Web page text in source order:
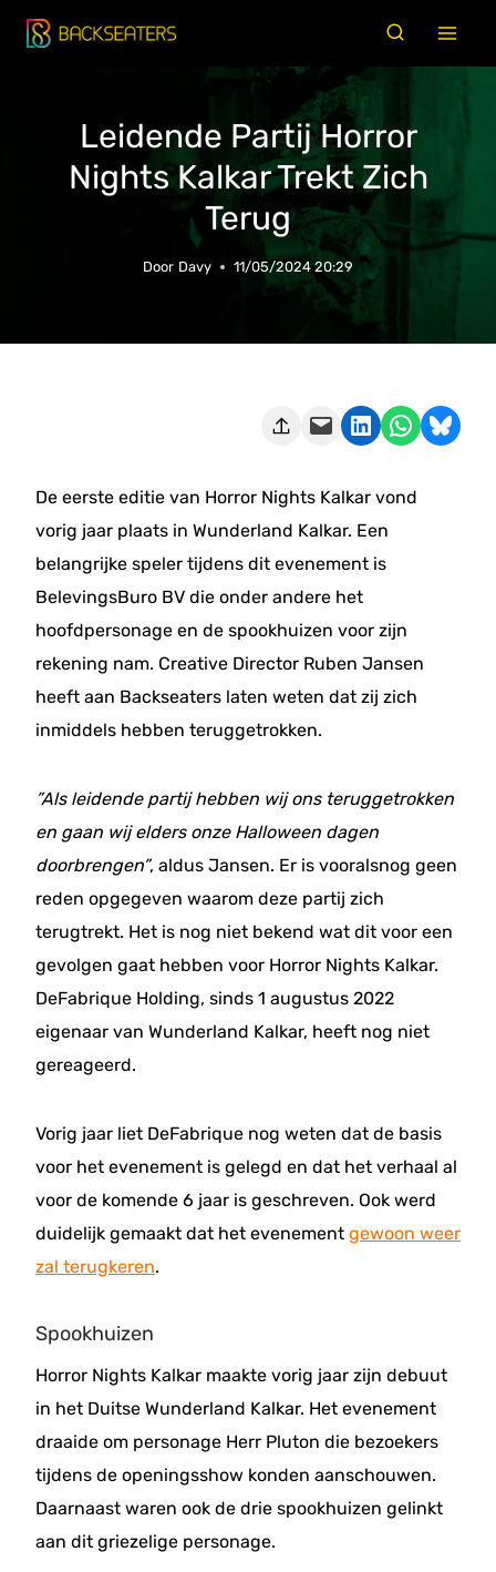
Doorgaan
naar
Leidende Partij Horror
Nights Kalkar Trekt Zich
Terug
Door Davy 11/05/2024 20:29
Deze pagina e-mailen Delen op LinkedIn Delen via WhatsApp Share on Bluesky
De eerste editie van Horror Nights Kalkar vond
vorig jaar plaats in Wunderland Kalkar. Een
belangrijke speler tijdens dit evenement is
BelevingsBuro BV die onder andere het
hoofdpersonage en de spookhuizen voor zijn
rekening nam. Creative Director Ruben Jansen
heeft aan Backseaters laten weten dat zij zich
inmiddels hebben teruggetrokken.
”Als leidende partij hebben wij ons teruggetrokken
en gaan wij elders onze Halloween dagen
doorbrengen”, aldus Jansen. Er is vooralsnog geen
reden opgegeven waarom deze partij zich
terugtrekt. Het is nog niet bekend wat dit voor een
gevolgen gaat hebben voor Horror Nights Kalkar.
DeFabrique Holding, sinds 1 augustus 2022
eigenaar van Wunderland Kalkar, heeft nog niet
gereageerd.
Vorig jaar liet DeFabrique nog weten dat de basis
voor het evenement is gelegd en dat het verhaal al
voor de komende 6 jaar is geschreven. Ook werd
duidelijk gemaakt dat het evenement gewoon weer
zal terugkeren.
Spookhuizen
Horror Nights Kalkar maakte vorig jaar zijn debuut
in het Duitse Wunderland Kalkar. Het evenement
draaide om personage Herr Pluton die bezoekers
tijdens de openingsshow konden aanschouwen.
Daarnaast waren ook de drie spookhuizen gelinkt
aan dit griezelige personage.